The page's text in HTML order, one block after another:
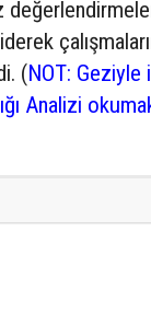
(NOT: Geziyle
Analizi